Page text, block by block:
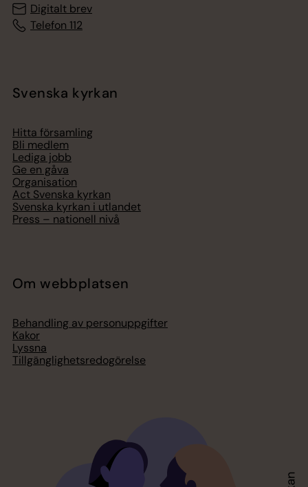
Digitalt brev
Telefon 112
Svenska kyrkan
Hitta församling
Bli medlem
Lediga jobb
Ge en gåva
Organisation
Act Svenska kyrkan
Svenska kyrkan i utlandet
Press – nationell nivå
Om webbplatsen
Behandling av personuppgifter
Kakor
Lyssna
Tillgänglighetsredogörelse